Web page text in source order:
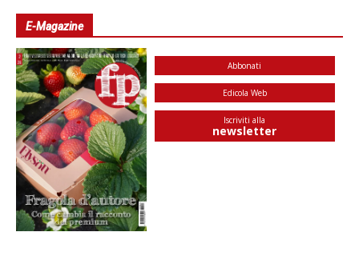
E-Magazine
Abbonati
Edicola Web
Iscriviti alla
newsletter